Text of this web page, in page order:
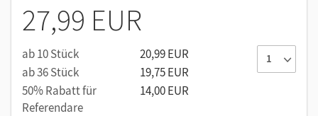
mein.cornelsen.de .
Im E-Book ergänzen praktische Bearbeitungswerkzeuge,
wie z. B. Markieren, Textfelder und Notizen, die
Lehrwerkinhalte.
27,99 EUR
ab 10 Stück
20,99 EUR
ab 36 Stück
19,75 EUR
50% Rabatt für
Referendare
14,00 EUR